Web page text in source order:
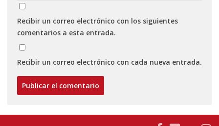
Recibir un correo electrónico con los siguientes
comentarios a esta entrada.
Recibir un correo electrónico con cada nueva entrada.